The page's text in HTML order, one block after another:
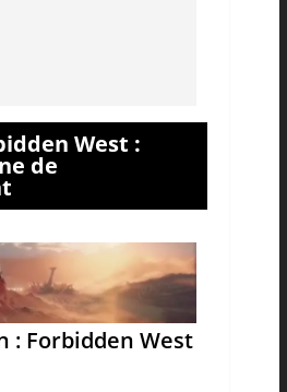
West :
de
: Forbidden West